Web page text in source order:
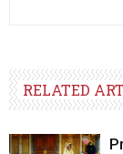
RELATED